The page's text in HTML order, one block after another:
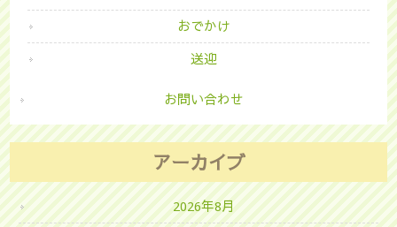
おでかけ
送迎
お問い合わせ
アーカイブ
2026年8月